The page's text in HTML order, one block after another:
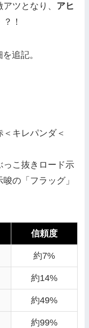
ツとなり、 アヒ
？！
追記。
＜キレパンダ＜
っこ抜きロード示
の「フラッグ」
信頼度
約7%
約14%
約49%
約99%